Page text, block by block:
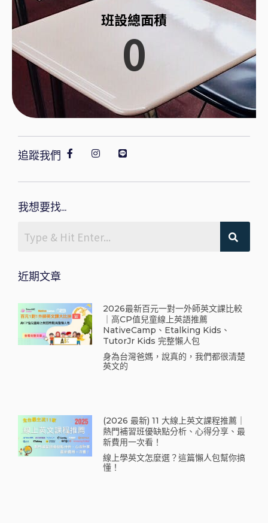
班設總面積
0
追蹤我們
我想要找...
近期文章
2026最新百元一對一外師英文課比較
｜高CP值兒童線上英語推薦
NativeCamp、Etalking Kids、
TutorJr Kids 完整懶人包
身為台灣爸媽，說真的，我們都很清楚
英文的
(2026 最新) 11 大線上英文課程推薦｜
熱門補習班優缺點分析、心得分享、最
新費用一次看！
線上學英文怎麼選？這篇懶人包幫你搞
懂！